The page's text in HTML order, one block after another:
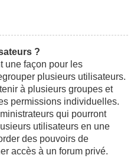
?
une façon pour les
plusieurs utilisateurs.
à plusieurs groupes et
permissions individuelles.
qui pourront
utilisateurs en une
des pouvoirs de
accès à un forum privé.